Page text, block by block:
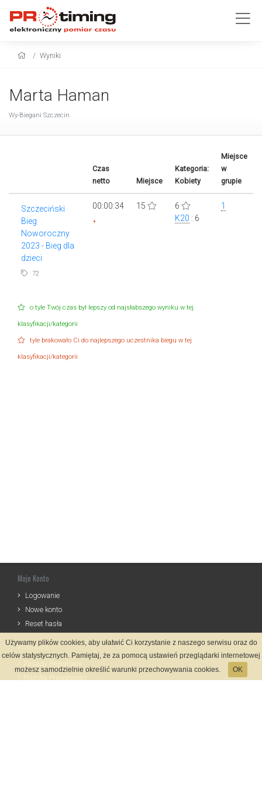
Wyniki
Marta Haman
Wy-Biegani Szczecin
Czas
netto
Miejsce
Kategoria:
Kobiety
Miejsce
w
grupie
Szczeciński
Bieg
Noworoczny
2023 - Bieg dla
dzieci
72
00:00:34
+
15
6
K20 : 6
1
o tyle Twój czas był lepszy od najsłabszego wyniku w tej
klasyfikacji/kategorii
tyle brakowało Ci do najlepszego uczestnika biegu w tej
klasyfikacji/kategorii
Moje Konto
Logowanie
Nowe konto
Reset hasła
Informacje
Używamy plików cookies, aby ułatwić Ci korzystanie z naszego serwisu oraz do
celów statystycznych. Pamiętaj, że za pomocą ustawień przeglądarki internetowej
możesz samodzielnie określić warunki przechowywania cookies.
OK